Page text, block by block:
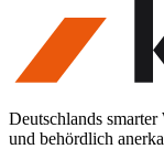
Deutschlands
und behördlich